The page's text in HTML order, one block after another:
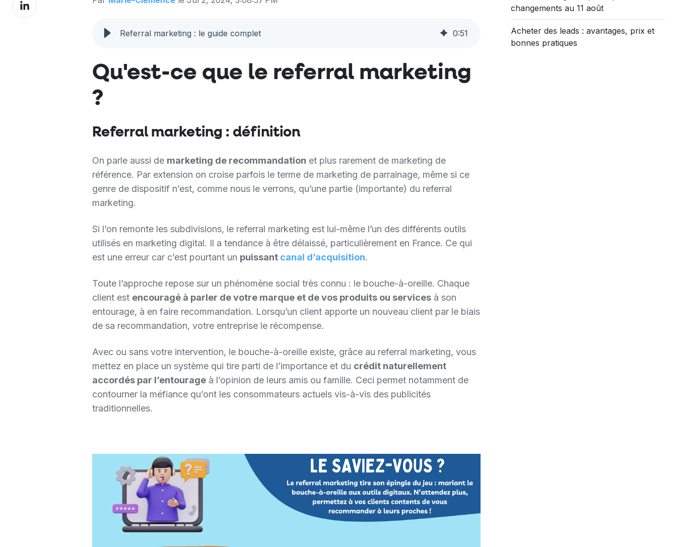
Facebook
sur
Referral marketing : le guide complet 0:51
Qu'est-ce que le referral marketing
?
Referral marketing : définition
On parle aussi de marketing de recommandation et plus rarement de marketing de
référence. Par extension on croise parfois le terme de marketing de parrainage, même si ce
genre de dispositif n’est, comme nous le verrons, qu’une partie (importante) du referral
marketing.
Si l’on remonte les subdivisions, le referral marketing est lui-même l’un des différents outils
utilisés en marketing digital. Il a tendance à être délaissé, particulièrement en France. Ce qui
est une erreur car c’est pourtant un puissant canal d’acquisition.
Toute l’approche repose sur un phénomène social très connu : le bouche-à-oreille. Chaque
client est encouragé à parler de votre marque et de vos produits ou services à son
entourage, à en faire recommandation. Lorsqu’un client apporte un nouveau client par le biais
de sa recommandation, votre entreprise le récompense.
Avec ou sans votre intervention, le bouche-à-oreille existe, grâce au referral marketing, vous
mettez en place un système qui tire parti de l’importance et du crédit naturellement
accordés par l’entourage à l’opinion de leurs amis ou famille. Ceci permet notamment de
contourner la méfiance qu’ont les consommateurs actuels vis-à-vis des publicités
traditionnelles.
changements au 11 août
Acheter des leads : avantages, prix et
bonnes pratiques